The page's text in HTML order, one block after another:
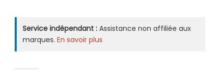
Service indépendant : Assistance non affiliée aux
marques. En savoir plus